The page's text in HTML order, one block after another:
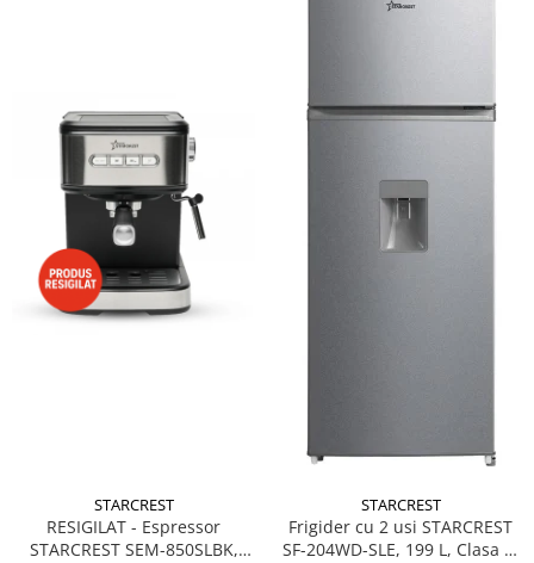
STARCREST
RESIGILAT - Espressor
STARCREST SEM-850SLBK,
STARCREST
Frigider cu 2 usi STARCREST
SF-204WD-SLE, 199 L, Clasa E,